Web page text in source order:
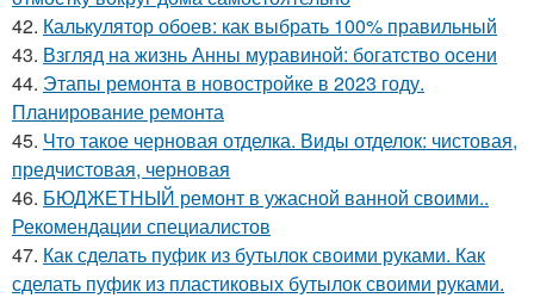
42. Калькулятор обоев: как выбрать 100% правильный
43. Взгляд на жизнь Анны муравиной: богатство осени
44. Этапы ремонта в новостройке в 2023 году.
Планирование ремонта
45. Что такое черновая отделка. Виды отделок: чистовая,
предчистовая, черновая
46. БЮДЖЕТНЫЙ ремонт в ужасной ванной своими..
Рекомендации специалистов
47. Как сделать пуфик из бутылок своими руками. Как
сделать пуфик из пластиковых бутылок своими руками.